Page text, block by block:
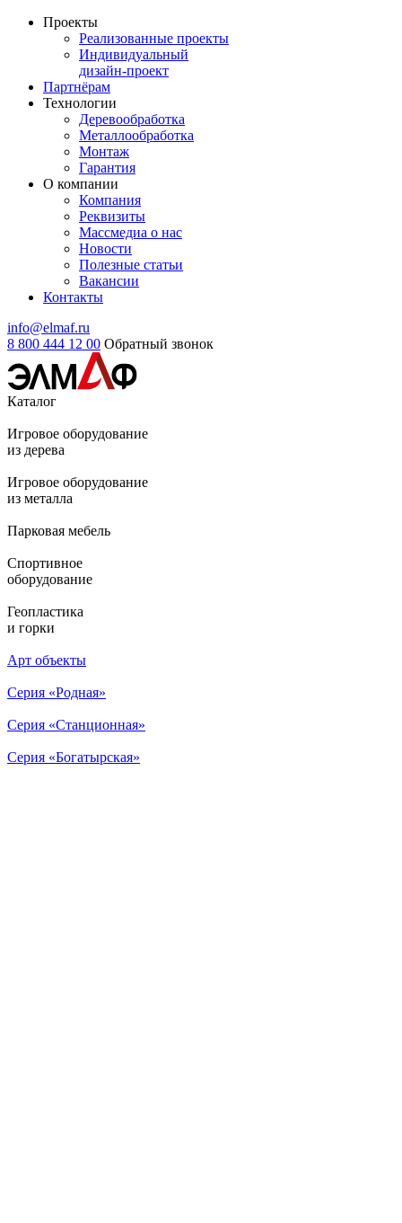
Проекты
Реализованные проекты
Индивидуальный
дизайн-проект
Партнёрам
Технологии
Деревообработка
Металлообработка
Монтаж
Гарантия
О компании
Компания
Реквизиты
Массмедиа о нас
Новости
Полезные статьи
Вакансии
Контакты
info@elmaf.ru
8 800 444 12 00 Обратный звонок
Каталог
Игровое оборудование
из дерева
Игровое оборудование
из металла
Парковая мебель
Спортивное
оборудование
Геопластика
и горки
Арт объекты
Серия «Родная»
Серия «Станционная»
Серия «Богатырская»